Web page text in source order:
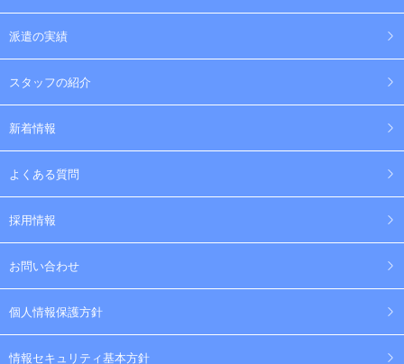
派遣の実績
スタッフの紹介
新着情報
よくある質問
採用情報
お問い合わせ
個人情報保護方針
情報セキュリティ基本方針